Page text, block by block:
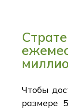
Чтобы
размере